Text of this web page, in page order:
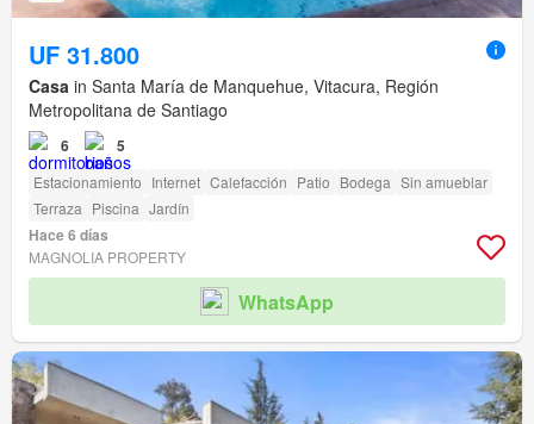
UF 31.800
Casa in Santa María de Manquehue, Vitacura, Región
Metropolitana de Santiago
6 5
Estacionamiento Internet Calefacción Patio Bodega Sin amueblar
Terraza Piscina Jardín
Hace 6 días
MAGNOLIA PROPERTY
WhatsApp